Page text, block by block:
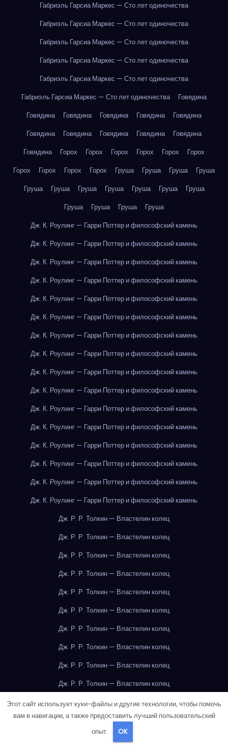
Габриэль Гарсиа Маркес — Сто лет одиночества
Габриэль Гарсиа Маркес — Сто лет одиночества
Габриэль Гарсиа Маркес — Сто лет одиночества
Габриэль Гарсиа Маркес — Сто лет одиночества
Габриэль Гарсиа Маркес — Сто лет одиночества
Габриэль Гарсиа Маркес — Сто лет одиночества
Говядина
Говядина
Говядина Говядина Говядина
Говядина
Говядина
Говядина Говядина Говядина
Говядина
Говядина
Горох Горох Горох Горох Горох
Горох
Горох
Горох Горох Горох Груша Груша Груша
Груша
Груша
Груша Груша Груша Груша Груша
Груша
Груша
Груша Груша
Груша
Дж. К. Роулинг — Гарри Поттер и философский камень
Дж. К. Роулинг — Гарри Поттер и философский камень
Дж. К. Роулинг — Гарри Поттер и философский камень
Дж. К. Роулинг — Гарри Поттер и философский камень
Дж. К. Роулинг — Гарри Поттер и философский камень
Дж. К. Роулинг — Гарри Поттер и философский камень
Дж. К. Роулинг — Гарри Поттер и философский камень
Дж. К. Роулинг — Гарри Поттер и философский камень
Дж. К. Роулинг — Гарри Поттер и философский камень
Дж. К. Роулинг — Гарри Поттер и философский камень
Дж. К. Роулинг — Гарри Поттер и философский камень
Дж. К. Роулинг — Гарри Поттер и философский камень
Дж. К. Роулинг — Гарри Поттер и философский камень
Дж. К. Роулинг — Гарри Поттер и философский камень
Дж. К. Роулинг — Гарри Поттер и философский камень
Дж. К. Роулинг — Гарри Поттер и философский камень
Дж. Р. Р. Толкин — Властелин колец
Дж. Р. Р. Толкин — Властелин колец
Дж. Р. Р. Толкин — Властелин колец
Дж. Р. Р. Толкин — Властелин колец
Дж. Р. Р. Толкин — Властелин колец
Дж. Р. Р. Толкин — Властелин колец
Дж. Р. Р. Толкин — Властелин колец
Дж. Р. Р. Толкин — Властелин колец
Дж. Р. Р. Толкин — Властелин колец
Дж. Р. Р. Толкин — Властелин колец
Дж. Р. Р. Толкин — Властелин колец
Дж. Р. Р. Толкин — Властелин колец
Этот сайт использует куки-файлы и другие технологии, чтобы помочь
вам в навигации, а также предоставить лучший пользовательский
опыт.
OK